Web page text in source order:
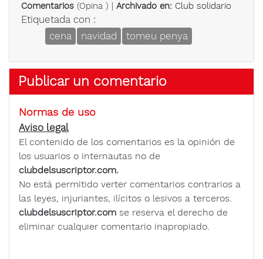
Comentarios (Opina ) | Archivado en: Club solidario
Etiquetada con :
cena
navidad tomeu penya
Publicar un comentario
Normas de uso
Aviso legal
El contenido de los comentarios es la opinión de
los usuarios o internautas no de
clubdelsuscriptor.com.
No está permitido verter comentarios contrarios a
las leyes, injuriantes, ilícitos o lesivos a terceros.
clubdelsuscriptor.com se reserva el derecho de
eliminar cualquier comentario inapropiado.